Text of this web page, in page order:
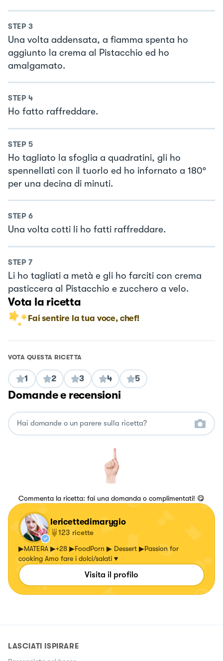
STEP 3
Una volta addensata, a fiamma spenta ho
aggiunto la crema al Pistacchio ed ho
amalgamato.
STEP 4
Ho fatto raffreddare.
STEP 5
Ho tagliato la sfoglia a quadratini, gli ho
spennellati con il tuorlo ed ho infornato a 180°
per una decina di minuti.
STEP 6
Una volta cotti li ho fatti raffreddare.
STEP 7
Li ho tagliati a metà e gli ho farciti con crema
pasticcera al Pistacchio e zucchero a velo.
Vota la ricetta
Fai sentire la tua voce, chef!
VOTA QUESTA RICETTA
1 2 3 4 5
Domande e recensioni
Commenta la ricetta: fai una domanda o complimentati! 😋
lericettedimarygio
123 ricette
▶MATERA ▶+28 ▶FoodPorn ▶ Dessert ▶Passion for
cooking Amo fare i dolci/salati ♥
Visita il profilo
LASCIATI ISPIRARE